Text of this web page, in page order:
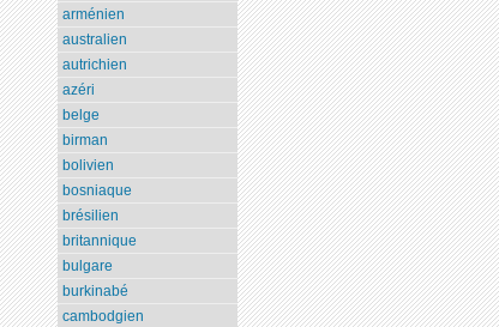
arménien
australien
autrichien
azéri
belge
birman
bolivien
bosniaque
brésilien
britannique
bulgare
burkinabé
cambodgien